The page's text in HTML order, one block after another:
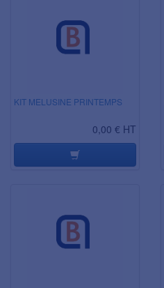
KIT MELUSINE PRINTEMPS
0,00 € HT